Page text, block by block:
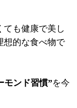
も健康で美し
想的な食べ物で
モンド習慣”を今